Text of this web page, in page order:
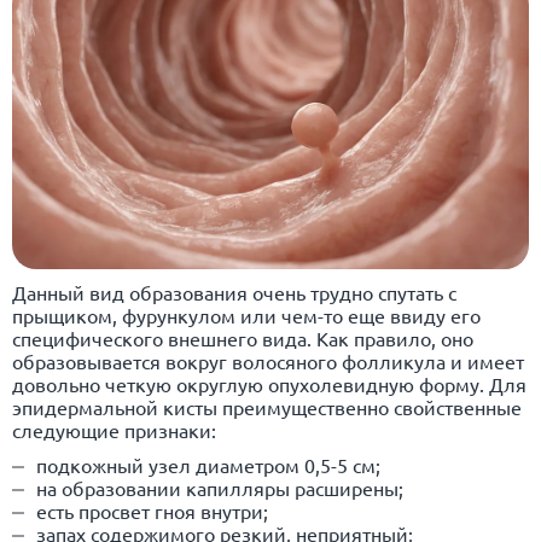
Данный вид образования очень трудно спутать с
прыщиком, фурункулом или чем-то еще ввиду его
специфического внешнего вида. Как правило, оно
образовывается вокруг волосяного фолликула и имеет
довольно четкую округлую опухолевидную форму. Для
эпидермальной кисты преимущественно свойственные
следующие признаки:
подкожный узел диаметром 0,5-5 см;
на образовании капилляры расширены;
есть просвет гноя внутри;
запах содержимого резкий, неприятный;